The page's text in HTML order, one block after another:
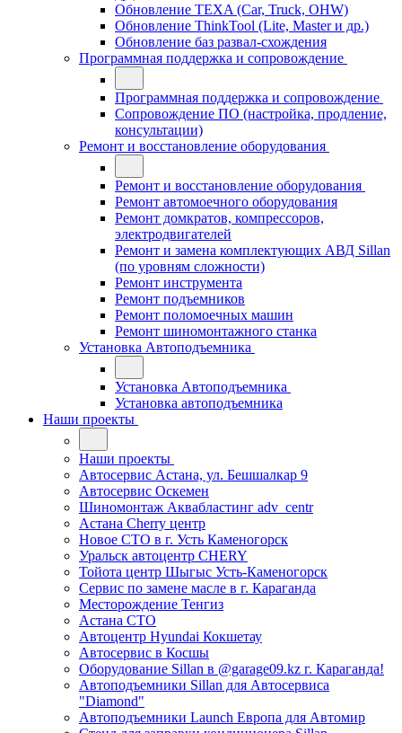
Обновление TEXA (Car, Truck, OHW)
Обновление ThinkTool (Lite, Master и др.)
Обновление баз развал-схождения
Программная поддержка и сопровождение
Программная поддержка и сопровождение
Сопровождение ПО (настройка, продление,
консультации)
Ремонт и восстановление оборудования
Ремонт и восстановление оборудования
Ремонт автомоечного оборудования
Ремонт домкратов, компрессоров,
электродвигателей
Ремонт и замена комплектующих АВД Sillan
(по уровням сложности)
Ремонт инструмента
Ремонт подъемников
Ремонт поломоечных машин
Ремонт шиномонтажного станка
Установка Автоподъемника
Установка Автоподъемника
Установка автоподъемника
Наши проекты
Наши проекты
Автосервис Астана, ул. Бешшалкар 9
Автосервис Оскемен
Шиномонтаж Аквабластинг adv_centr
Астана Cherry центр
Новое СТО в г. Усть Каменогорск
Уральск автоцентр CHERY
Тойота центр Шыгыс Усть-Каменогорск
Сервис по замене масле в г. Караганда
Месторождение Тенгиз
Астана СТО
Автоцентр Hyundai Кокшетау
Автосервис в Косшы
Оборудование Sillan в @garage09.kz г. Караганда!
Автоподъемники Sillan для Автосервиса
"Diamond"
Автоподъемники Launch Европа для Автомир